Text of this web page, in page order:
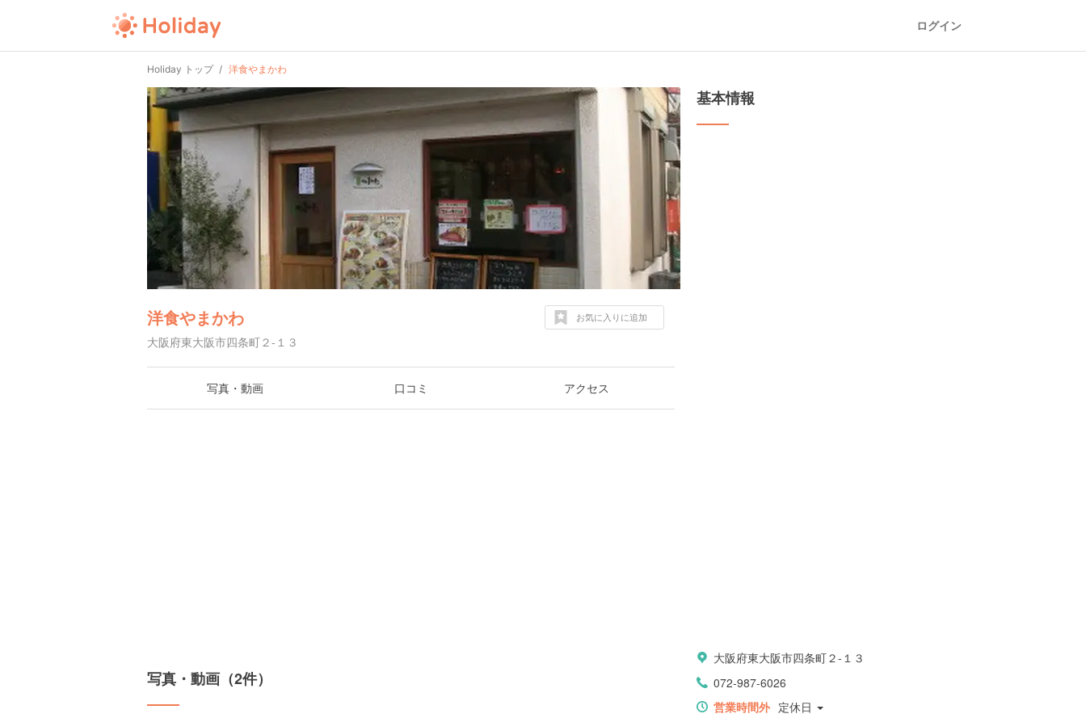
ログイン
Holiday トップ 洋食やまかわ
洋食やまかわ
大阪府東大阪市四条町２-１３
お気に入りに追加
写真・動画 口コミ アクセス
写真・動画（2件）
基本情報
大阪府東大阪市四条町２-１３
072-987-6026
営業時間外 定休日